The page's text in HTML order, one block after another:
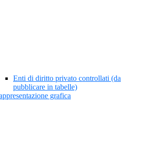
Enti di diritto privato controllati (da
pubblicare in tabelle)
grafica